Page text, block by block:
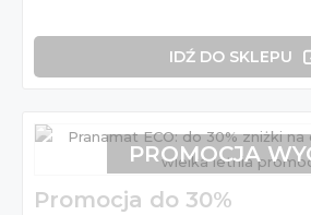
IDŹ DO SKLEPU
Promocja do 30%
PROMOCJA